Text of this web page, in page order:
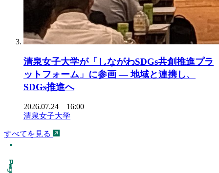
清泉女子大学が「しながわSDGs共創推進プラ
ットフォーム」に参画 ― 地域と連携し、
SDGs推進へ
2026.07.24 16:00
清泉女子大学
すべてを見る